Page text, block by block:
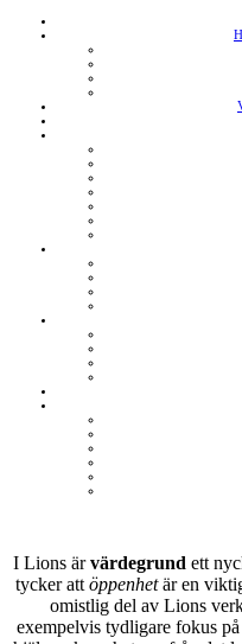
Skip
Content
I Lions ärvärdegrund ett
tycker att öppenhetär en
omistlig del av Lions
exempelvis tydligare fokus